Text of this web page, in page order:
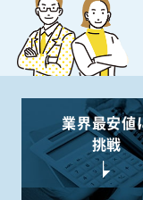
業界最安値
挑戦